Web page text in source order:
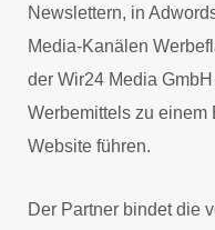
Newslettern, in
Media-Kanälen
der Wir24 Media
Werbemittels zu einem
Website führen.
Der Partner bindet die